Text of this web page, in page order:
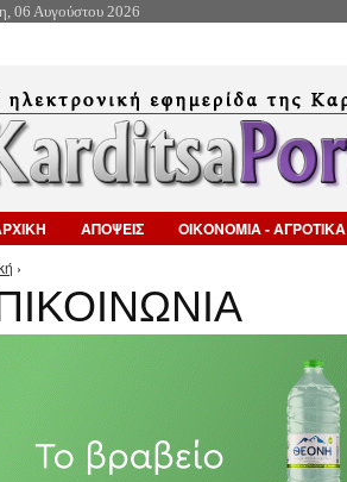
06 Αυγούστου 2026
ΑΠΟΨΕΙΣ ΟΙΚΟΝΟΜΙΑ - ΑΓΡΟΤΙΚΑ
εδώ
›